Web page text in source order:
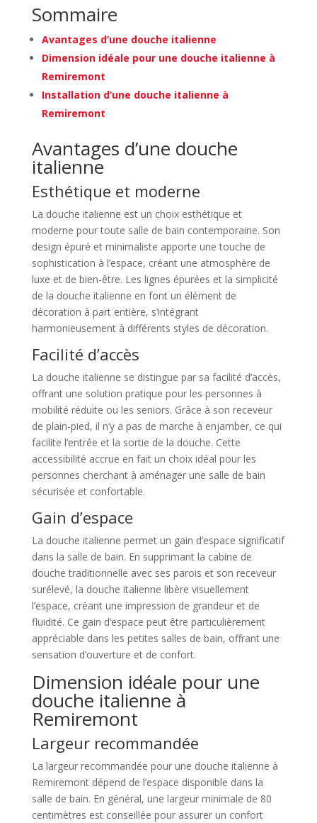
Sommaire
Avantages d’une douche italienne
Dimension idéale pour une douche italienne à
Remiremont
Installation d’une douche italienne à
Remiremont
Avantages d’une douche
italienne
Esthétique et moderne
La douche italienne est un choix esthétique et
moderne pour toute salle de bain contemporaine. Son
design épuré et minimaliste apporte une touche de
sophistication à l’espace, créant une atmosphère de
luxe et de bien-être. Les lignes épurées et la simplicité
de la douche italienne en font un élément de
décoration à part entière, s’intégrant
harmonieusement à différents styles de décoration.
Facilité d’accès
La douche italienne se distingue par sa facilité d’accès,
offrant une solution pratique pour les personnes à
mobilité réduite ou les seniors. Grâce à son receveur
de plain-pied, il n’y a pas de marche à enjamber, ce qui
facilite l’entrée et la sortie de la douche. Cette
accessibilité accrue en fait un choix idéal pour les
personnes cherchant à aménager une salle de bain
sécurisée et confortable.
Gain d’espace
La douche italienne permet un gain d’espace significatif
dans la salle de bain. En supprimant la cabine de
douche traditionnelle avec ses parois et son receveur
surélevé, la douche italienne libère visuellement
l’espace, créant une impression de grandeur et de
fluidité. Ce gain d’espace peut être particulièrement
appréciable dans les petites salles de bain, offrant une
sensation d’ouverture et de confort.
Dimension idéale pour une
douche italienne à
Remiremont
Largeur recommandée
La largeur recommandée pour une douche italienne à
Remiremont dépend de l’espace disponible dans la
salle de bain. En général, une largeur minimale de 80
centimètres est conseillée pour assurer un confort